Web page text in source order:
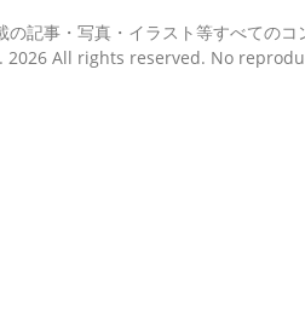
の記事・写真・イラスト等すべての
2026 All rights reserved. No